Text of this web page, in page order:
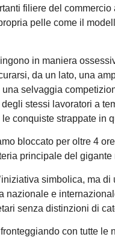
filiere del
pelle come il
in maniera
da un lato, una
una selvaggia
stessi lavoratori a
conquiste strappate in
bloccato per oltre 4
principale del gigante
simbolica, ma
nazionale e
senza distinzioni di
con tutte